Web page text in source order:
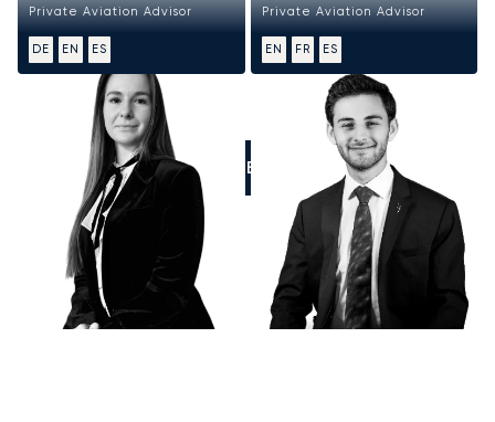
Private Aviation Advisor
DE EN ES
Private Aviation Advisor
EN FR ES
LLÁMENOS